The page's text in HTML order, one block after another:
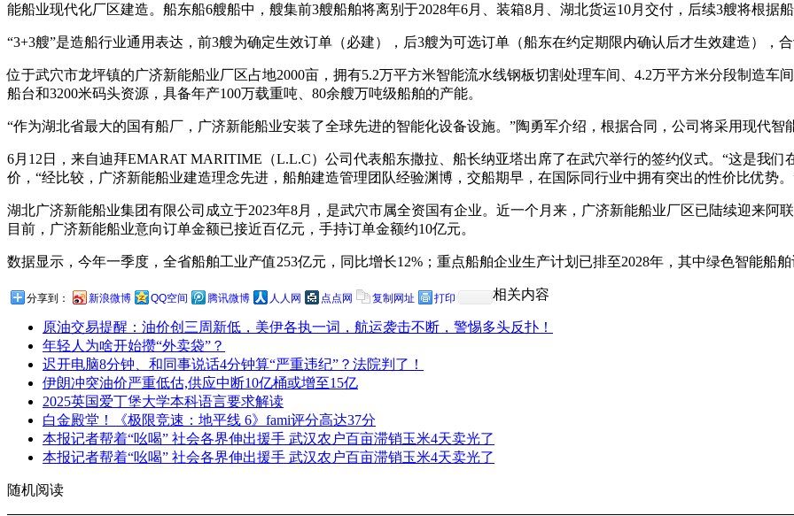
能船业现代化厂区建造。船东船6艘船中，艘集前3艘船舶将离别于2028年6月、装箱8月、湖北货运10月交付，后续3艘将根据
“3+3艘”是造船行业通用表达，前3艘为确定生效订单（必建），后3艘为可选订单（船东在约定期限内确认后才生效建造），合
位于武穴市龙坪镇的广济新能船业厂区占地2000亩，拥有5.2万平方米智能流水线钢板切割处理车间、4.2万平方米分段制造车
船台和3200米码头资源，具备年产100万载重吨、80余艘万吨级船舶的产能。
“作为湖北省最大的国有船厂，广济新能船业安装了全球先进的智能化设备设施。”陶勇军介绍，根据合同，公司将采用现代智
6月12日，来自迪拜EMARAT MARITIME（L.L.C）公司代表船东撒拉、船长纳亚塔出席了在武穴举行的签约仪式。“这是我
价，“经比较，广济新能船业建造理念先进，船舶建造管理团队经验渊博，交船期早，在国际同行业中拥有突出的性价比优势。
湖北广济新能船业集团有限公司成立于2023年8月，是武穴市属全资国有企业。近一个月来，广济新能船业厂区已陆续迎来阿
目前，广济新能船业意向订单金额已接近百亿元，手持订单金额约10亿元。
数据显示，今年一季度，全省船舶工业产值253亿元，同比增长12%；重点船舶企业生产计划已排至2028年，其中绿色智能船舶
分享到： 新浪微博 QQ空间 腾讯微博 人人网 点点网 复制网址 打印 相关内容
原油交易提醒：油价创三周新低，美伊各执一词，航运袭击不断，警惕多头反扑！
年轻人为啥开始攒“外卖袋”？‍‍
迟开电脑8分钟、和同事说话4分钟算“严重违纪”？法院判了！
伊朗冲突油价严重低估,供应中断10亿桶或增至15亿
2025英国爱丁堡大学本科语言要求解读
白金殿堂！《极限竞速：地平线 6》fami评分高达37分
本报记者帮着“吆喝” 社会各界伸出援手 武汉农户百亩滞销玉米4天卖光了
本报记者帮着“吆喝” 社会各界伸出援手 武汉农户百亩滞销玉米4天卖光了
随机阅读